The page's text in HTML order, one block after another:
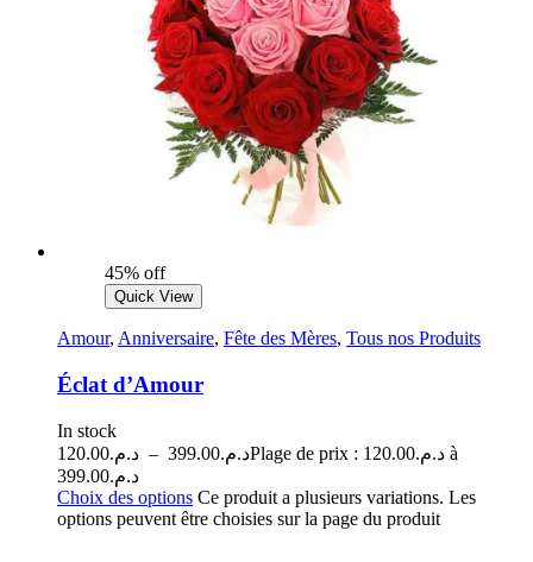
45% off
Quick View
Amour, Anniversaire, Fête des Mères, Tous nos Produits
Éclat d’Amour
In stock
د.م.120.00 – د.م.399.00
Plage de prix : د.م.120.00 à
د.م.399.00
Choix des options Ce produit a plusieurs variations. Les
options peuvent être choisies sur la page du produit